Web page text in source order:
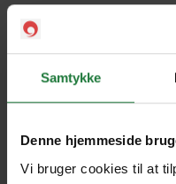
Samtykke
Denne hjemmeside
Vi bruger cookies til at
Spring 2023
Spring 2022
Spring / Summer 2021